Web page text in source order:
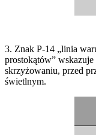
3. Znak P-14 „linia
prostokątów”
skrzyżowaniu, przed
świetlnym.